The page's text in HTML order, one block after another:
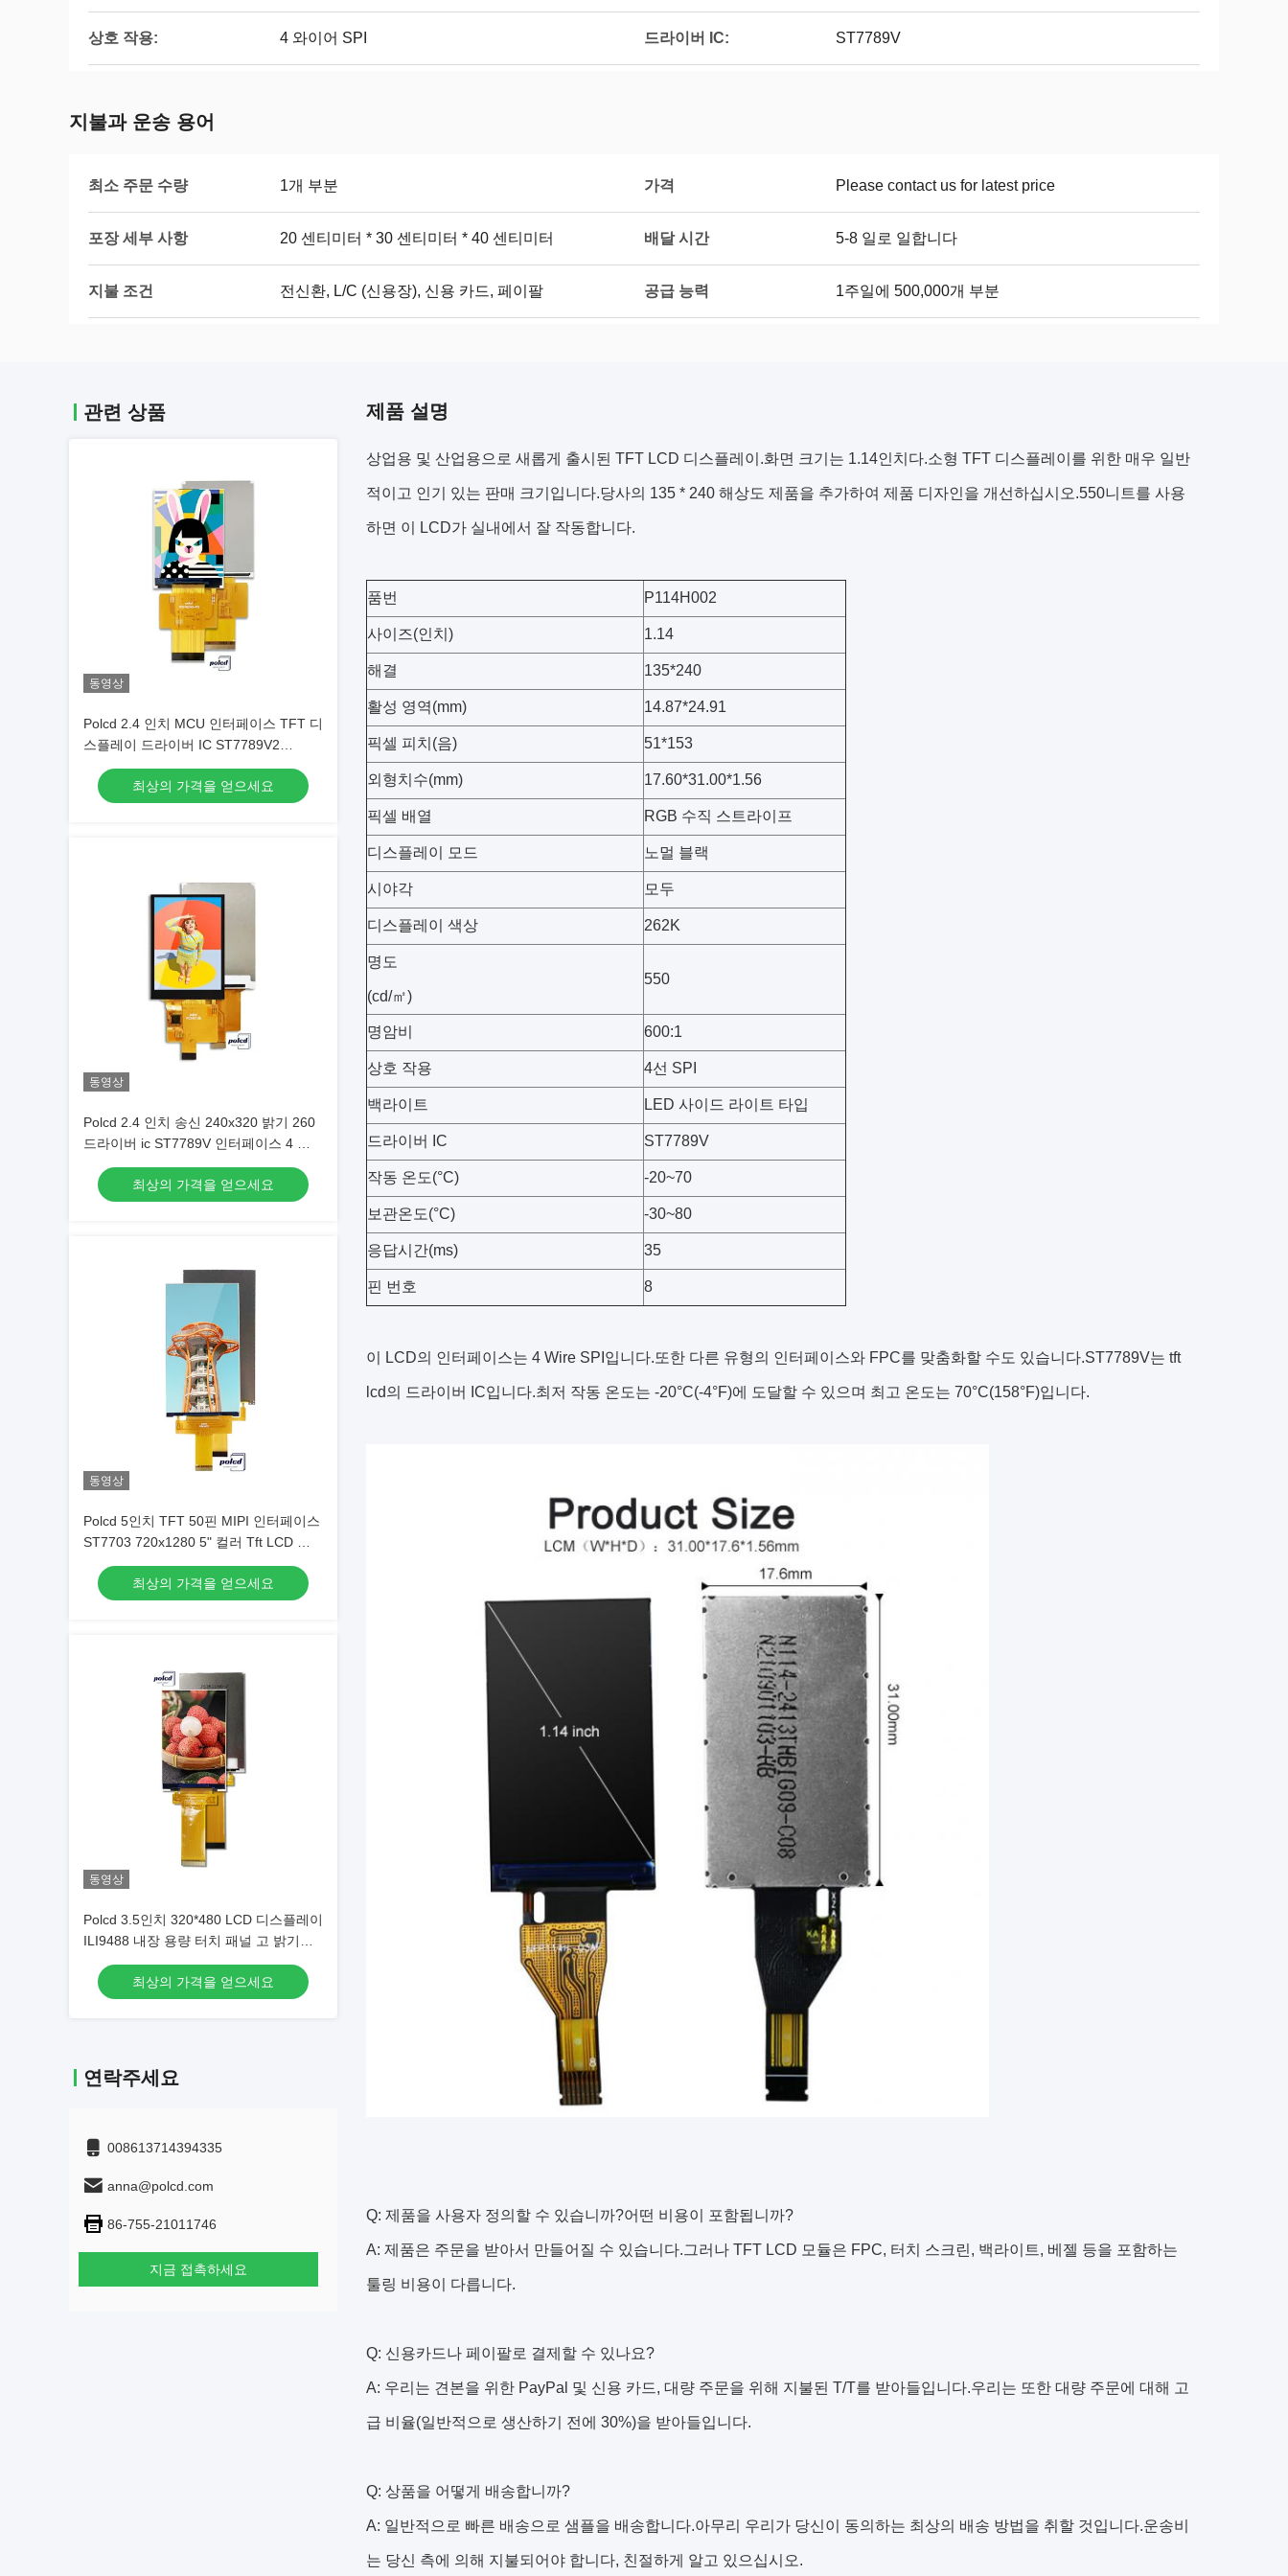
상호 작용: 4 와이어 SPI 드라이버 IC: ST7789V
지불과 운송 용어
최소 주문 수량 1개 부분 가격 Please contact us for latest price
포장 세부 사항 20 센티미터 * 30 센티미터 * 40 센티미터 배달 시간 5-8 일로 일합니다
지불 조건 전신환, L/C (신용장), 신용 카드, 페이팔 공급 능력 1주일에 500,000개 부분
관련 상품
동영상
Polcd 2.4 인치 MCU 인터페이스 TFT 디
스플레이 드라이버 IC ST7789V2
240x320 해상도 2.4 인치 TFT LCD 모
최상의 가격을 얻으세요
동영상
Polcd 2.4 인치 송신 240x320 밝기 260
드라이버 ic ST7789V 인터페이스 4 라
인 직렬 TFT LCD
최상의 가격을 얻으세요
동영상
Polcd 5인치 TFT 50핀 MIPI 인터페이스
ST7703 720x1280 5" 컬러 Tft LCD 디
스플레이 모듈
최상의 가격을 얻으세요
동영상
Polcd 3.5인치 320*480 LCD 디스플레이
ILI9488 내장 용량 터치 패널 고 밝기
TFT LCD
최상의 가격을 얻으세요
연락주세요
008613714394335
anna@polcd.com
86-755-21011746
지금 접촉하세요
제품 설명
상업용 및 산업용으로 새롭게 출시된 TFT LCD 디스플레이.화면 크기는 1.14인치다.소형 TFT 디스플레이를 위한 매우 일반
적이고 인기 있는 판매 크기입니다.당사의 135 * 240 해상도 제품을 추가하여 제품 디자인을 개선하십시오.550니트를 사용
하면 이 LCD가 실내에서 잘 작동합니다.
품번 P114H002
사이즈(인치) 1.14
해결 135*240
활성 영역(mm) 14.87*24.91
픽셀 피치(음) 51*153
외형치수(mm) 17.60*31.00*1.56
픽셀 배열 RGB 수직 스트라이프
디스플레이 모드 노멀 블랙
시야각 모두
디스플레이 색상 262K
명도
(cd/㎡)
550
명암비 600:1
상호 작용 4선 SPI
백라이트 LED 사이드 라이트 타입
드라이버 IC ST7789V
작동 온도(°C) -20~70
보관온도(°C) -30~80
응답시간(ms) 35
핀 번호 8
이 LCD의 인터페이스는 4 Wire SPI입니다.또한 다른 유형의 인터페이스와 FPC를 맞춤화할 수도 있습니다.ST7789V는 tft
lcd의 드라이버 IC입니다.최저 작동 온도는 -20°C(-4°F)에 도달할 수 있으며 최고 온도는 70°C(158°F)입니다.
Q: 제품을 사용자 정의할 수 있습니까?어떤 비용이 포함됩니까?
A: 제품은 주문을 받아서 만들어질 수 있습니다.그러나 TFT LCD 모듈은 FPC, 터치 스크린, 백라이트, 베젤 등을 포함하는
툴링 비용이 다릅니다.
Q: 신용카드나 페이팔로 결제할 수 있나요?
A: 우리는 견본을 위한 PayPal 및 신용 카드, 대량 주문을 위해 지불된 T/T를 받아들입니다.우리는 또한 대량 주문에 대해 고
급 비율(일반적으로 생산하기 전에 30%)을 받아들입니다.
Q: 상품을 어떻게 배송합니까?
A: 일반적으로 빠른 배송으로 샘플을 배송합니다.아무리 우리가 당신이 동의하는 최상의 배송 방법을 취할 것입니다.운송비
는 당신 측에 의해 지불되어야 합니다, 친절하게 알고 있으십시오.